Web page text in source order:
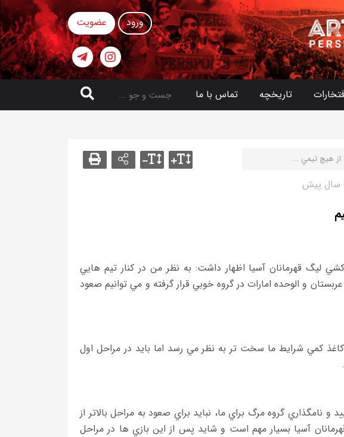
ورود عضویت
تاریخچه تماس با ما
از هيچ تيمي ...
ليگ قهرمانان آسيا اظهار داشت: به نظر من در كنار تيم هايي
عربستان و الوحده امارات در گروه خوبي قرار گرفته و مي توانيم صعود
كمي شرايط ما سخت تر به نظر مي رسد اما بايد در مراحل اول
نامگذاري گروه مرگ براي ما، نبايد براي صعود به مراحل بالاتر از
آسيا بسيار مهم است و شايد پس از اين بازي ها در مراحل